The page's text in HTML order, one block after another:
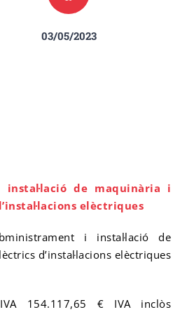
03/05/2023
de maquinària i
elèctriques
i instal·lació de
d’instal·lacions elèctriques
154.117,65 € IVA inclòs